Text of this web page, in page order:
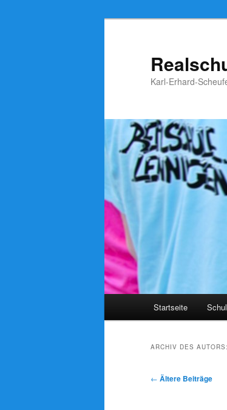
Karl-Erhard-
Startseite
ARCHIV DES AUTORS:
Beitrags-
← Ältere Beiträge